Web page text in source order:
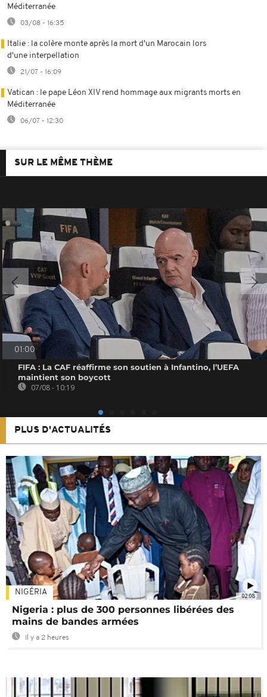
Méditerranée
03/08 - 16:35
Italie : la colère monte après la mort d'un Marocain lors
d'une interpellation
21/07 - 16:09
Vatican : le pape Léon XIV rend hommage aux migrants morts en
Méditerranée
06/07 - 12:30
SUR LE MÊME THÈME
01:00
FIFA : La CAF réaffirme son soutien à Infantino, l’UEFA
maintient son boycott
07/08 - 10:19
PLUS D'ACTUALITÉS
02:08
NIGÉRIA
Nigeria : plus de 300 personnes libérées des
mains de bandes armées
Il y a 2 heures